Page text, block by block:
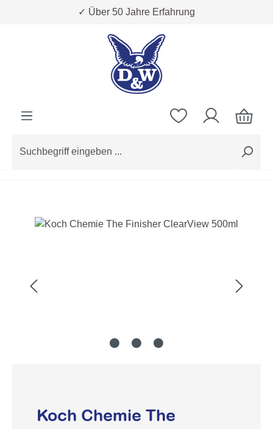
Zum Hauptinhalt springen✓ Über 50 Jahre Erfahrung
Bildergalerie überspringen
Koch Chemie The